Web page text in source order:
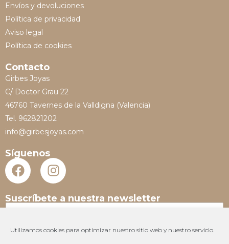
Utilizamos cookies para optimizar nuestro sitio web y nuestro servicio.
Envíos y devoluciones
Política de privacidad
Aviso legal
Política de cookies
Contacto
Girbes Joyas
C/ Doctor Grau 22
46760 Tavernes de la Valldigna (Valencia)
Tel. 962821202
info@girbesjoyas.com
Síguenos
Suscríbete a nuestra newsletter
N
m